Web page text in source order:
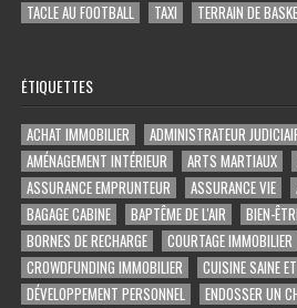
TACLE AU FOOTBALL
TAXI TERRAIN DE
ÉTIQUETTES
ACHAT IMMOBILIER
ADMINISTRATEUR
AMÉNAGEMENT INTÉRIEUR
ARTS MARTIAUX
ASSURANCE EMPRUNTEUR
ASSURANCE VIE
BAGAGE CABINE
BAPTÊME DE L'AIR
BIEN-
BORNES DE RECHARGE
COURTAGE IMMOBILIER
CROWDFUNDING IMMOBILIER
CUISINE SAINE
DÉVELOPPEMENT PERSONNEL
ENDOSSER UN